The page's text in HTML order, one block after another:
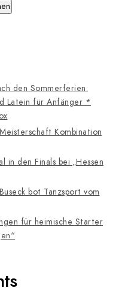
den Sommerferien:
Latein für Anfänger *
Kombination
in den Finals bei „Hessen
bot Tanzsport vom
für heimische Starter